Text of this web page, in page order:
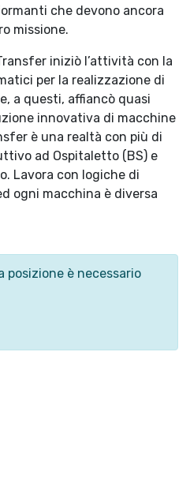
che devono ancora
missione.
iniziò l’attività con la
per la realizzazione di
a questi, affiancò quasi
innovativa di macchine
è una realtà con più di
ad Ospitaletto (BS) e
Lavora con logiche di
ogni macchina è diversa
posizione è necessario